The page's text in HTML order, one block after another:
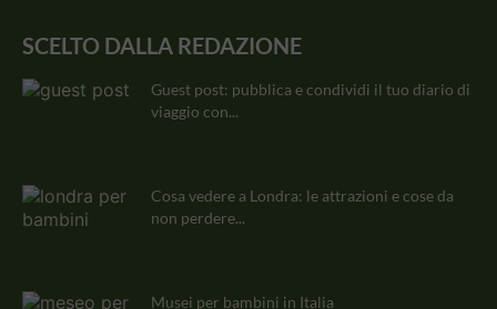
SCELTO DALLA REDAZIONE
Guest post: pubblica e condividi il tuo diario di
viaggio con...
Cosa vedere a Londra: le attrazioni e cose da
non perdere...
Musei per bambini in Italia